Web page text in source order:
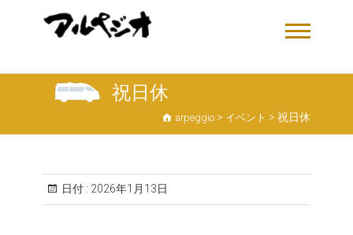
祝日休
arpeggio > イベント > 祝日休
日付 : 2026年1月13日